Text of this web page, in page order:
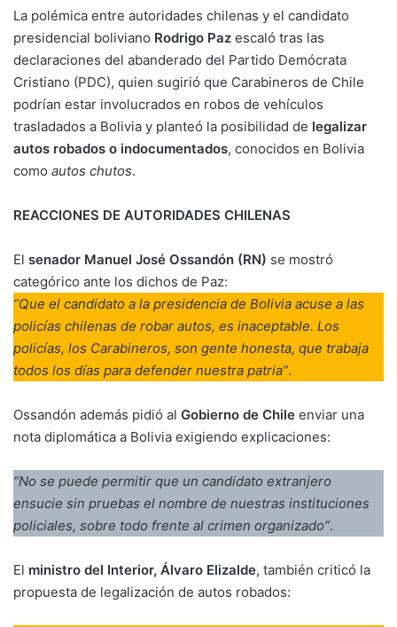
La polémica entre autoridades chilenas y el candidato
presidencial boliviano Rodrigo Paz escaló tras las
declaraciones del abanderado del Partido Demócrata
Cristiano (PDC), quien sugirió que Carabineros de Chile
podrían estar involucrados en robos de vehículos
trasladados a Bolivia y planteó la posibilidad de legalizar
autos robados o indocumentados, conocidos en Bolivia
como autos chutos.
REACCIONES DE AUTORIDADES CHILENAS
El senador Manuel José Ossandón (RN) se mostró
categórico ante los dichos de Paz:
“Que el candidato a la presidencia de Bolivia acuse a las
policías chilenas de robar autos, es inaceptable. Los
policías, los Carabineros, son gente honesta, que trabaja
todos los días para defender nuestra patria”.
Ossandón además pidió al Gobierno de Chile enviar una
nota diplomática a Bolivia exigiendo explicaciones:
“No se puede permitir que un candidato extranjero
ensucie sin pruebas el nombre de nuestras instituciones
policiales, sobre todo frente al crimen organizado”.
El ministro del Interior, Álvaro Elizalde, también criticó la
propuesta de legalización de autos robados: